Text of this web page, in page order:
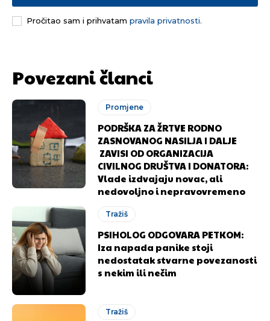
Pročitao sam i prihvatam pravila privatnosti.
Povezani članci
Promjene
PODRŠKA ZA ŽRTVE RODNO
ZASNOVANOG NASILJA I DALJE
ZAVISI OD ORGANIZACIJA
CIVILNOG DRUŠTVA I DONATORA:
Vlade izdvajaju novac, ali
nedovoljno i nepravovremeno
Tražiš
PSIHOLOG ODGOVARA PETKOM:
Iza napada panike stoji
nedostatak stvarne povezanosti
s nekim ili nečim
Tražiš